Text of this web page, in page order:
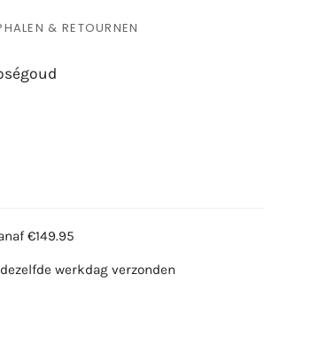
& RETOURNEN
€149.95
werkdag verzonden